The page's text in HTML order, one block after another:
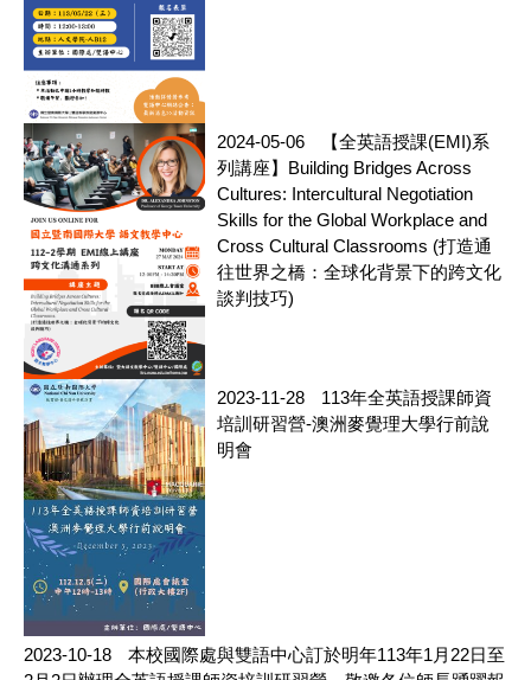
2024-05-06
【全英語授課(EMI)系
列講座】Building Bridges Across
Cultures: Intercultural Negotiation
Skills for the Global Workplace and
Cross Cultural Classrooms (打造通
往世界之橋：全球化背景下的跨文化
談判技巧)
2023-11-28
113年全英語授課師資
培訓研習營-澳洲麥覺理大學行前說
明會
2023-10-18
本校國際處與雙語中心訂於明年113年1月22日至